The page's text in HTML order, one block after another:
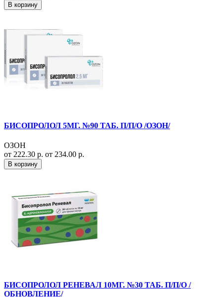
В корзину
БИСОПРОЛОЛ 5МГ. №90 ТАБ. П/П/О /ОЗОН/
ОЗОН
от 222.30 р. от 234.00 р.
В корзину
БИСОПРОЛОЛ РЕНЕВАЛ 10МГ. №30 ТАБ. П/П/О /
ОБНОВЛЕНИЕ/